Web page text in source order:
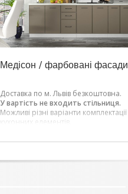
Медісон / фарбовані фасади
Доставка по м. Львів безкоштовна.
У вартість не входить стільниця.
Можливі різні варіанти комплектації
кухонних елементів.